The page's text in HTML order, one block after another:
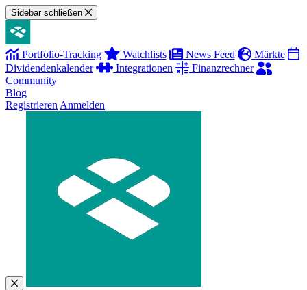
Sidebar schließen
Portfolio-Tracking Watchlists News Feed
Märkte
Dividendenkalender
Integrationen
Finanzrechner
Community
Blog
Registrieren Anmelden